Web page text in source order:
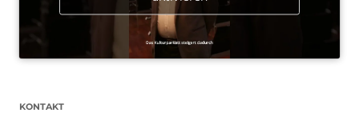
KONTAKT